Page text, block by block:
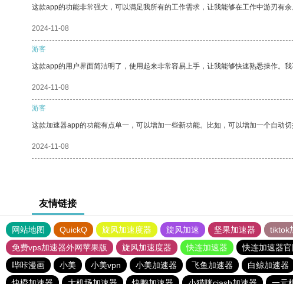
这款app的功能非常强大，可以满足我所有的工作需求，让我能够在工作中游刃有余
2024-11-08
游客
这款app的用户界面简洁明了，使用起来非常容易上手，让我能够快速熟悉操作。
2024-11-08
游客
这款加速器app的功能有点单一，可以增加一些新功能。比如，可以增加一个自动
2024-11-08
友情链接
网站地图 QuickQ 旋风加速度器 旋风加速 坚果加速器 tiktok
免费vps加速器外网苹果版
旋风加速度器 快连加速器 快连加速器官
哔咔漫画
小美 小美vpn 小美加速器 飞鱼加速器 白鲸加速器